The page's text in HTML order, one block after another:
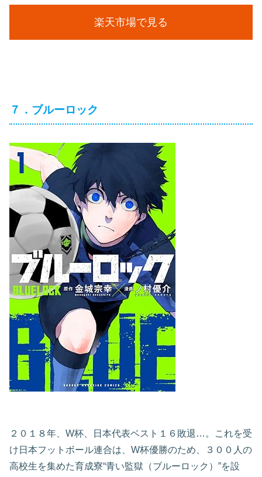
楽天市場で見る
７．ブルーロック
２０１８年、W杯、日本代表ベスト１６敗退…。これを受
け日本フットボール連合は、W杯優勝のため、３００人の
高校生を集めた育成寮“青い監獄（ブルーロック）”を設